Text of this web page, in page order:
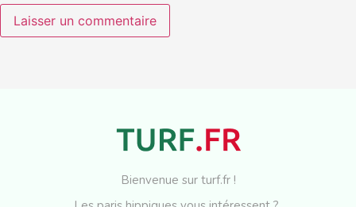
Bienvenue sur turf.fr !